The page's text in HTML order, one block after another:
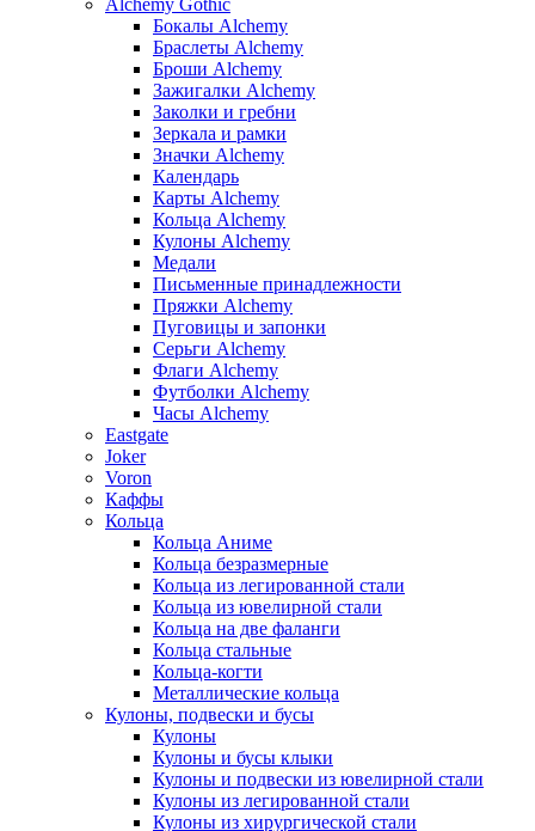
Alchemy Gothic
Бокалы Alchemy
Браслеты Alchemy
Броши Alchemy
Зажигалки Alchemy
Заколки и гребни
Зеркала и рамки
Значки Alchemy
Календарь
Карты Alchemy
Кольца Alchemy
Кулоны Alchemy
Медали
Письменные принадлежности
Пряжки Alchemy
Пуговицы и запонки
Серьги Alchemy
Флаги Alchemy
Футболки Alchemy
Часы Alchemy
Eastgate
Joker
Voron
Каффы
Кольца
Кольца Аниме
Кольца безразмерные
Кольца из легированной стали
Кольца из ювелирной стали
Кольца на две фаланги
Кольца стальные
Кольца-когти
Металлические кольца
Кулоны, подвески и бусы
Кулоны
Кулоны и бусы клыки
Кулоны и подвески из ювелирной стали
Кулоны из легированной стали
Кулоны из хирургической стали